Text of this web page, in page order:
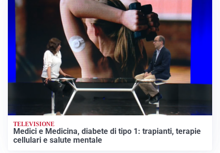
TELEVISIONE
Medici e Medicina, diabete di tipo 1: trapianti, terapie
cellulari e salute mentale